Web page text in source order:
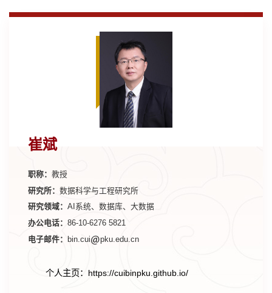
崔斌
职称： 教授
研究所： 数据科学与工程研究所
研究领域： AI系统、数据库、大数据
办公电话： 86-10-6276 5821
电子邮件：
bin.cui pku.edu.cn
个人主页：https://cuibinpku.github.io/